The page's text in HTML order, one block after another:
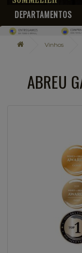
DEPARTAMENTOS
Vinhos
ABREU